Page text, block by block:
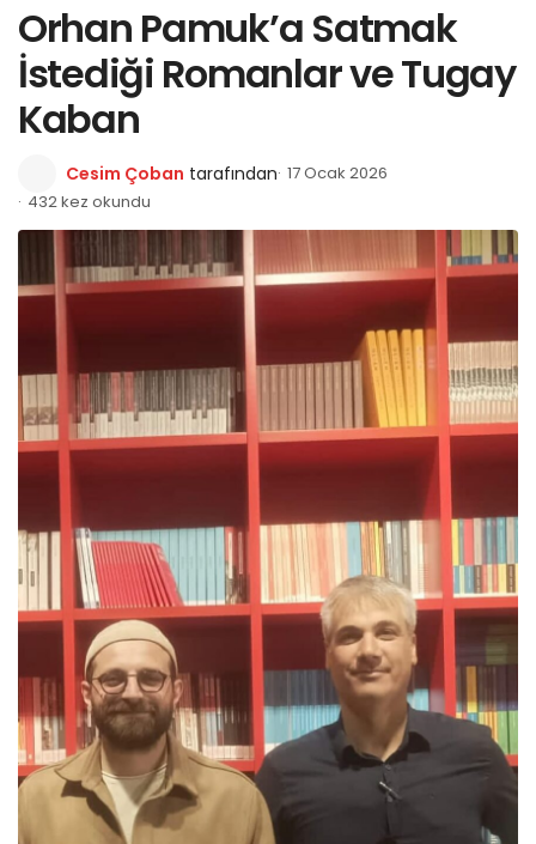
Orhan Pamuk’a Satmak
İstediği Romanlar ve Tugay
Kaban
Cesim Çoban tarafından 17 Ocak 2026
432 kez okundu